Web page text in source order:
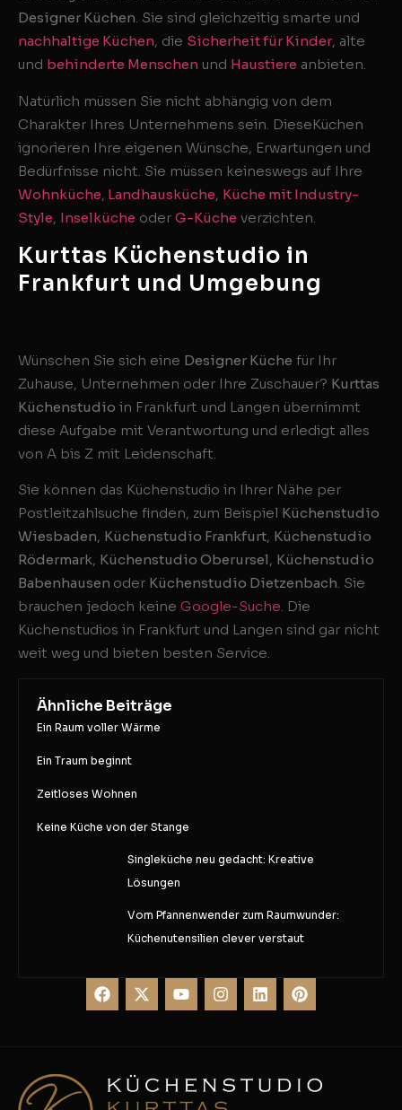
Designer Küchen. Sie sind gleichzeitig smarte und
nachhaltige Küchen, die Sicherheit für Kinder, alte
und behinderte Menschen und Haustiere anbieten.
Natürlich müssen Sie nicht abhängig von dem
Charakter Ihres Unternehmens sein. DieseKüchen
ignorieren Ihre eigenen Wünsche, Erwartungen und
Bedürfnisse nicht. Sie müssen keineswegs auf Ihre
Wohnküche, Landhausküche, Küche mit Industry-
Style, Inselküche oder G-Küche verzichten.
Kurttas Küchenstudio in
Frankfurt und Umgebung
Wünschen Sie sich eine Designer Küche für Ihr
Zuhause, Unternehmen oder Ihre Zuschauer? Kurttas
Küchenstudio in Frankfurt und Langen übernimmt
diese Aufgabe mit Verantwortung und erledigt alles
von A bis Z mit Leidenschaft.
Sie können das Küchenstudio in Ihrer Nähe per
Postleitzahlsuche finden, zum Beispiel Küchenstudio
Wiesbaden, Küchenstudio Frankfurt, Küchenstudio
Rödermark, Küchenstudio Oberursel, Küchenstudio
Babenhausen oder Küchenstudio Dietzenbach. Sie
brauchen jedoch keine Google-Suche. Die
Küchenstudios in Frankfurt und Langen sind gar nicht
weit weg und bieten besten Service.
Ähnliche Beiträge
Ein Raum voller Wärme
Ein Traum beginnt
Zeitloses Wohnen
Keine Küche von der Stange
Singleküche neu gedacht: Kreative
Lösungen
Vom Pfannenwender zum Raumwunder:
Küchenutensilien clever verstaut